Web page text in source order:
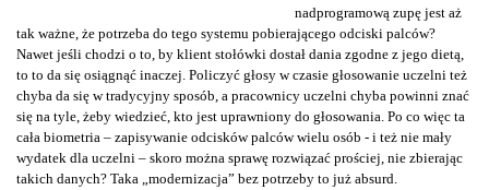
nadprogramową zupę jest aż
tak ważne, że potrzeba do tego systemu pobierającego odciski palców?
Nawet jeśli chodzi o to, by klient stołówki dostał dania zgodne z jego dietą,
to to da się osiągnąć inaczej. Policzyć głosy w czasie głosowanie uczelni też
chyba da się w tradycyjny sposób, a pracownicy uczelni chyba powinni znać
się na tyle, żeby wiedzieć, kto jest uprawniony do głosowania. Po co więc ta
cała biometria – zapisywanie odcisków palców wielu osób - i też nie mały
wydatek dla uczelni – skoro można sprawę rozwiązać prościej, nie zbierając
takich danych? Taka „modernizacja” bez potrzeby to już absurd.